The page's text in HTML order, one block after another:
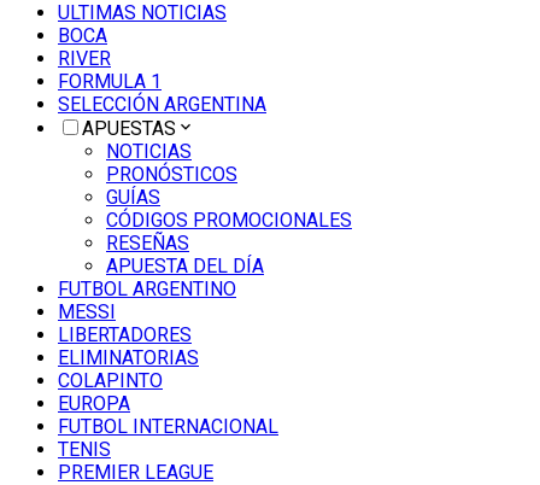
ULTIMAS NOTICIAS
BOCA
RIVER
FORMULA 1
SELECCIÓN ARGENTINA
APUESTAS
NOTICIAS
PRONÓSTICOS
GUÍAS
CÓDIGOS PROMOCIONALES
RESEÑAS
APUESTA DEL DÍA
FUTBOL ARGENTINO
MESSI
LIBERTADORES
ELIMINATORIAS
COLAPINTO
EUROPA
FUTBOL INTERNACIONAL
TENIS
PREMIER LEAGUE